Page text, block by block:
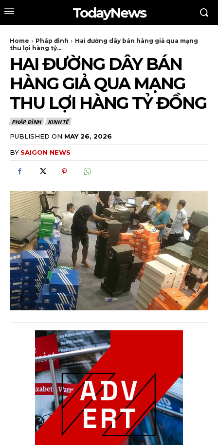
TodayNews
Home Pháp đình
Hai đường dây bán hàng giả qua mạng
thu lợi hàng tỷ...
HAI ĐƯỜNG DÂY BÁN
HÀNG GIẢ QUA MẠNG
THU LỢI HÀNG TỶ ĐỒNG
PHÁP ĐÌNH KINH TẾ
PUBLISHED ON MAY 26, 2026
BY SAIGON NEWS